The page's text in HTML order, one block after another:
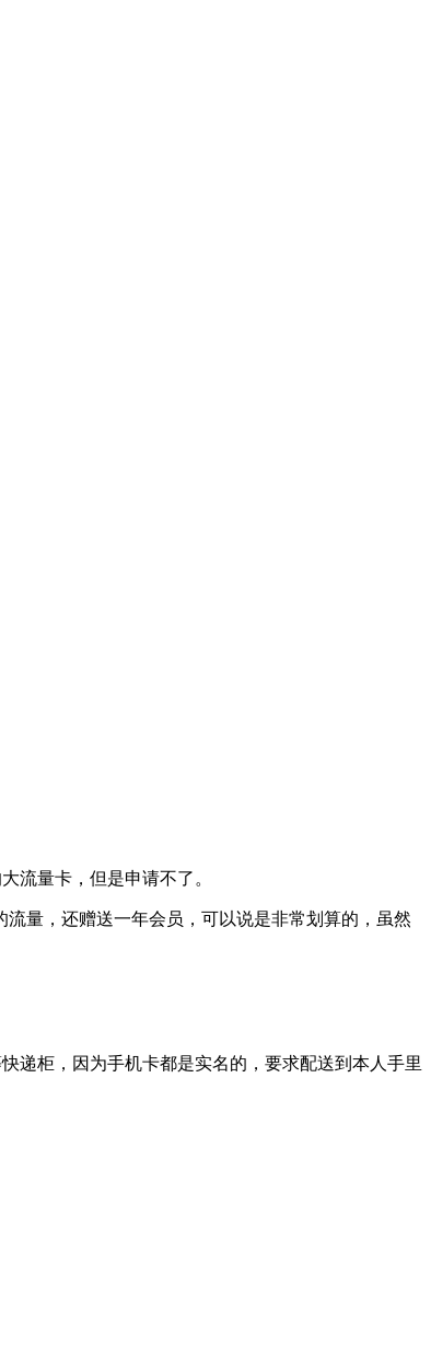
流量卡，但是申请不了。
量，还赠送一年会员，可以说是非常划算的，虽然
递柜，因为手机卡都是实名的，要求配送到本人手里